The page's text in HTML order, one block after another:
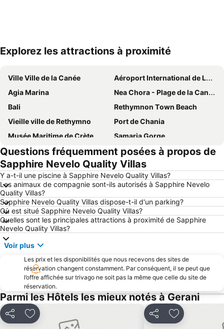
Explorez les attractions à proximité
Ville Ville de la Canée
Aéroport International de La Canée
Agia Marina
Nea Chora - Plage de la Canée
Bali
Rethymnon Τown Beach
Vieille ville de Rethymno
Port de Chania
Musée Maritime de Crète
Samaria Gorge
Lake Kournas
Platanias beach
Kalives
Stavros
Agii Apostoli
Georgioupolis
Mournies
Knossos
Plakias
Kalathas Beach
Halepa
Lentariana
Koum Kapi
Municipal Market of Chania
Port d'Enetiko Limani
Traditional Settlement of Roustika
Rodakino
Almyrida
Preveli Palm Beach
Agios Onoufrios
Historical Archive of Creta
Nea Chora - Synoikia
Agia Galini beaches
Questions fréquemment posées à propos de
Sapphire Nevelo Quality Villas
Y a-t-il une piscine à Sapphire Nevelo Quality Villas?
Les animaux de compagnie sont-ils autorisés à Sapphire Nevelo
Quality Villas?
Sapphire Nevelo Quality Villas dispose-t-il d'un parking?
Où est situé Sapphire Nevelo Quality Villas?
Quelles sont les principales attractions à proximité de Sapphire
Nevelo Quality Villas?
Voir plus
Les prix et les disponibilités que nous recevons des sites de
réservation changent constamment. Par conséquent, il se peut que
l’offre affichée sur trivago ne soit pas la même que celle du site de
réservation.
Parmi les Hôtels les mieux notés à Gerani
PartagerAjouter à mes favoris PartagerAjouter à